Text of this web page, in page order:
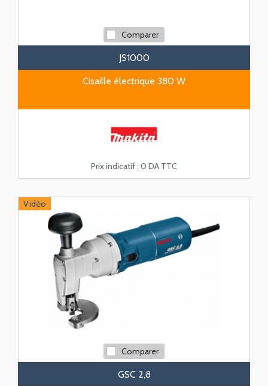
Comparer
JS1000
Cisaille électrique 380 W
Prix indicatif : 0 DA TTC
Vidéo
Comparer
GSC 2,8